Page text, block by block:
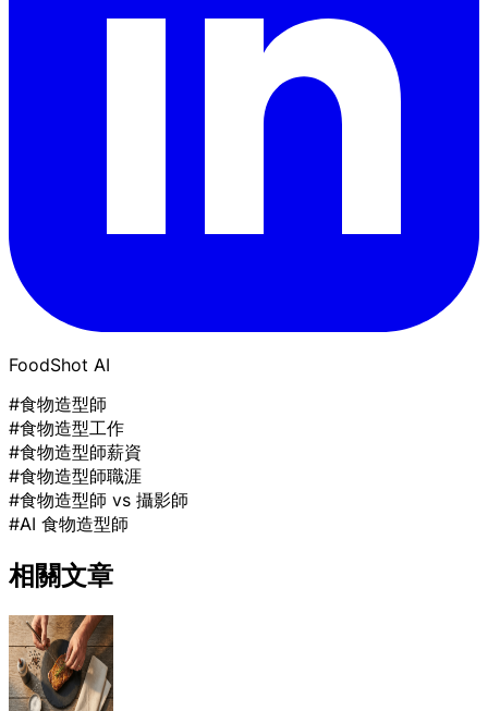
FoodShot AI
#食物造型師
#食物造型工作
#食物造型師薪資
#食物造型師職涯
#食物造型師 vs 攝影師
#AI 食物造型師
相關文章